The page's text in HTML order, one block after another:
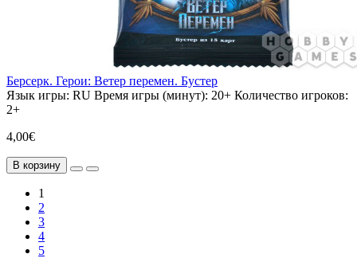
Берсерк. Герои: Ветер перемен. Бустер
Язык игры: RU Время игры (минут): 20+ Количество игроков:
2+
4,00€
В корзину
1
2
3
4
5